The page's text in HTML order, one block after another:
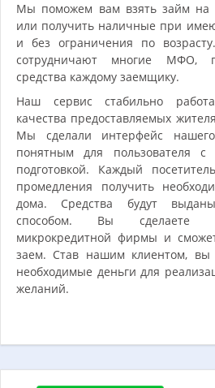
Мы поможем вам взять займ на
или получить наличные при
и без ограничения по
сотрудничают многие МФО,
средства каждому заемщику.
Наш сервис стабильно
качества предоставляемых
Мы сделали интерфейс
понятным для пользователя
подготовкой. Каждый
промедления получить
дома. Средства будут
способом. Вы сделаете
микрокредитной фирмы и
заем. Став нашим клиентом, вы
необходимые деньги для
желаний.